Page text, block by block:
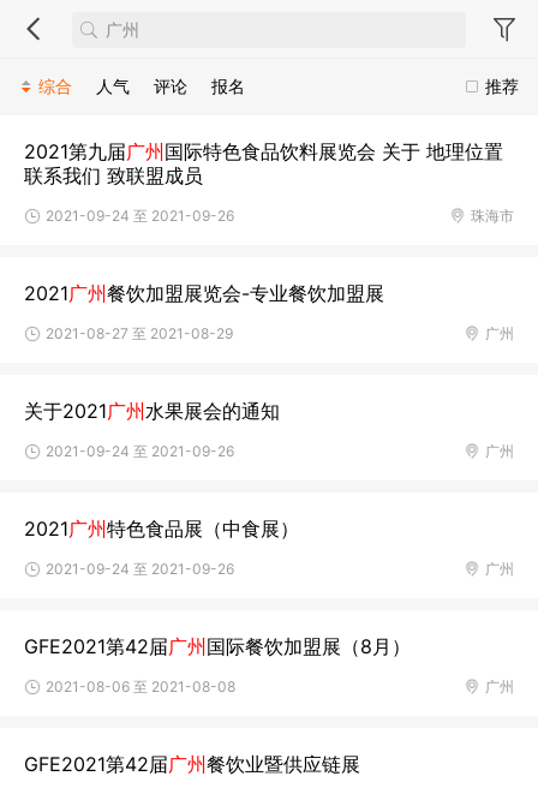
推荐
综合 人气 评论 报名
2021第九届广州 国际特色食品饮料展览会 关于 地理位置
联系我们 致联盟成员
珠海市
2021-09-24 至 2021-09-26
2021广州餐饮加盟展览会-专业餐饮加盟展
广州
2021-08-27 至 2021-08-29
关于2021广州水果展会的通知
广州
2021-09-24 至 2021-09-26
2021广州特色食品展（中食展）
广州
2021-09-24 至 2021-09-26
GFE2021第42届广州 国际餐饮加盟展（8月）
广州
2021-08-06 至 2021-08-08
GFE2021第42届广州餐饮业暨供应链展